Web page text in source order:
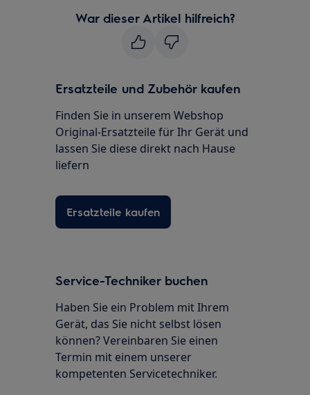
War dieser Artikel hilfreich?
Ersatzteile und Zubehör kaufen
Finden Sie in unserem Webshop
Original-Ersatzteile für Ihr Gerät und
lassen Sie diese direkt nach Hause
liefern
Ersatzteile kaufen
Service-Techniker buchen
Haben Sie ein Problem mit Ihrem
Gerät, das Sie nicht selbst lösen
können? Vereinbaren Sie einen
Termin mit einem unserer
kompetenten Servicetechniker.